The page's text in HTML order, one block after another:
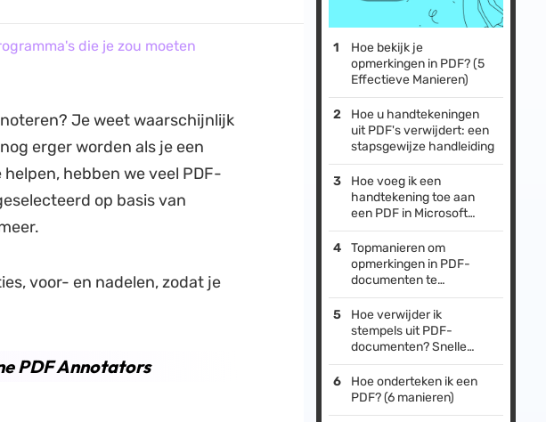
die je zou moeten
Je weet waarschijnlijk
erger worden als je een
hebben we veel PDF-
op basis van
voor- en nadelen, zodat je
PDF Annotators
Hoe bekijk je
opmerkingen in PDF? (5
Effectieve Manieren)
Hoe u handtekeningen
uit PDF's verwijdert: een
stapsgewijze handleiding
Hoe voeg ik een
handtekening toe aan
een PDF in Microsoft
Edge? (Eenvoudige
handleiding)
Topmanieren om
opmerkingen in PDF-
documenten te
verbergen
Hoe verwijder ik
stempels uit PDF-
documenten? Snelle
handleiding
Hoe onderteken ik een
PDF? (6 manieren)